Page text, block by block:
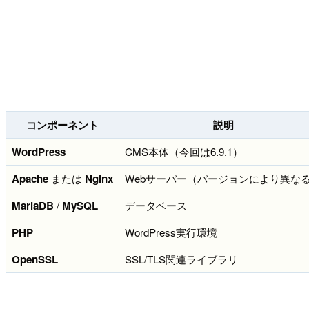
コンポーネント
説明
WordPress
CMS本体（今回は6.9.1）
Apache または Nginx Webサーバー（バージョンにより異な
MariaDB /MySQL データベース
PHP WordPress実行環境
OpenSSL SSL/TLS関連ライブラリ